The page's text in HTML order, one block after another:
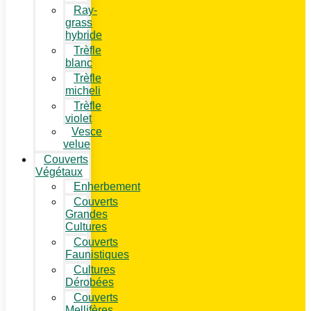
Ray-
grass
hybride
Trèfle
blanc
Trèfle
micheli
Trèfle
violet
Vesce
velue
Couverts
Végétaux
Enherbement
Couverts
Grandes
Cultures
Couverts
Faunistiques
Cultures
Dérobées
Couverts